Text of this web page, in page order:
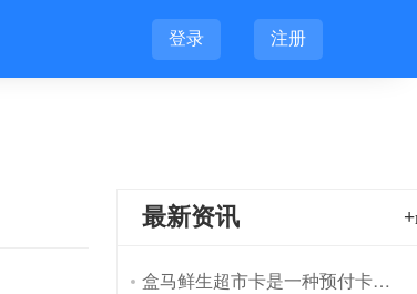
登录 注册
最新资讯
盒马鲜生超市卡是一种预付卡，每张卡都具有固定的面值数额，有一定的现金价值，可以在购买商品时抵扣现金使用。